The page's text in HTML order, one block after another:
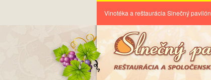
Vinotéka a reštaurácia Slnečný pavilón